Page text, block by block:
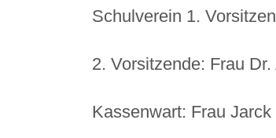
Schulverein 1.
2. Vorsitzende: Frau
Kassenwart: Frau Jarck